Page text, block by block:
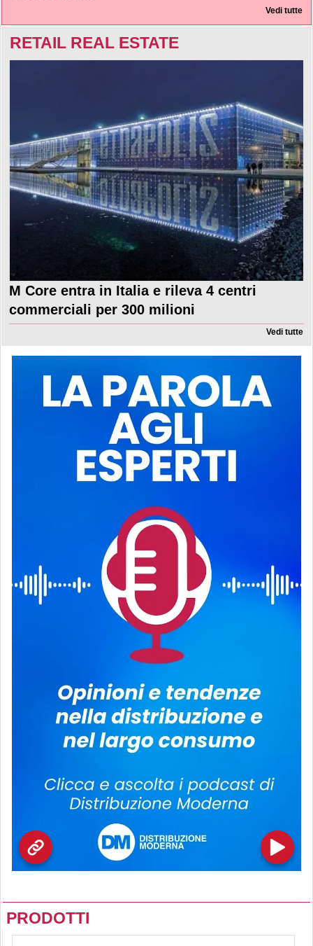
Vedi tutte
RETAIL REAL ESTATE
M Core entra in Italia e rileva 4 centri
commerciali per 300 milioni
Vedi tutte
PRODOTTI